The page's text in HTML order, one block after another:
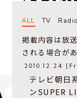
ALL TV Radio
掲載内容は放
される場合が
2010.12.24
テレビ朝日
ンSUPER